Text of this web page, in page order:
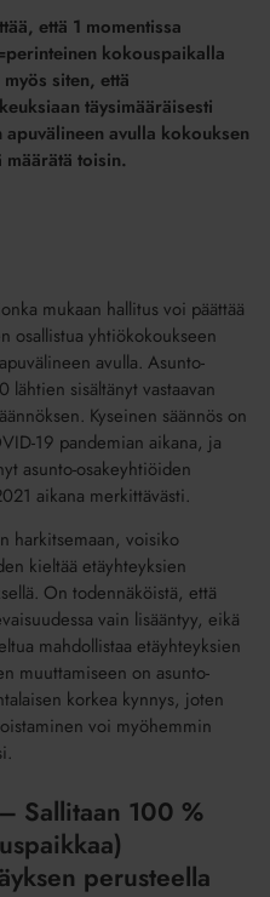
että 1 momentissa
kokouspaikalla
siten, että
täysimääräisesti
avulla kokouksen
toisin.
mukaan hallitus voi päättää
osallistua yhtiökokoukseen
avulla. Asunto-
sisältänyt vastaavan
Kyseinen säännös on
19 pandemian aikana, ja
asunto-osakeyhtiöiden
aikana merkittävästi.
harkitsemaan, voisiko
kieltää etäyhteyksien
On todennäköistä, että
vain lisääntyy, eikä
mahdollistaa etäyhteyksien
muuttamiseen on asunto-
korkea kynnys, joten
voi myöhemmin
Sallitaan 100 %
perusteella